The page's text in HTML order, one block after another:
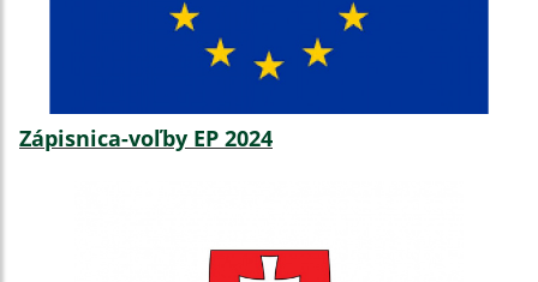
Zápisnica-voľby EP 2024